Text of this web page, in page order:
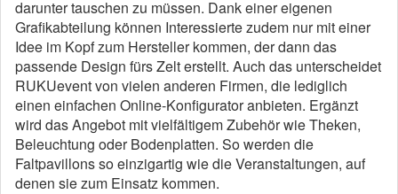
darunter tauschen zu müssen. Dank einer eigenen
Grafikabteilung können Interessierte zudem nur mit einer
Idee im Kopf zum Hersteller kommen, der dann das
passende Design fürs Zelt erstellt. Auch das unterscheidet
RUKUevent von vielen anderen Firmen, die lediglich
einen einfachen Online-Konfigurator anbieten. Ergänzt
wird das Angebot mit vielfältigem Zubehör wie Theken,
Beleuchtung oder Bodenplatten. So werden die
Faltpavillons so einzigartig wie die Veranstaltungen, auf
denen sie zum Einsatz kommen.